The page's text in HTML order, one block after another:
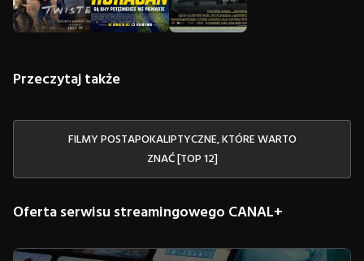
Przeczytaj także
FILMY POSTAPOKALIPTYCZNE, KTÓRE WARTO
ZNAĆ [TOP 12]
Oferta serwisu streamingowego CANAL+